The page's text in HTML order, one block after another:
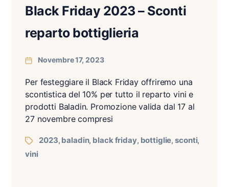
Black Friday 2023 – Sconti
reparto bottiglieria
Novembre 17, 2023
Per festeggiare il Black Friday offriremo una
scontistica del 10% per tutto il reparto vini e
prodotti Baladin. Promozione valida dal 17 al
27 novembre compresi
2023, baladin, black friday, bottiglie,sconti,
vini